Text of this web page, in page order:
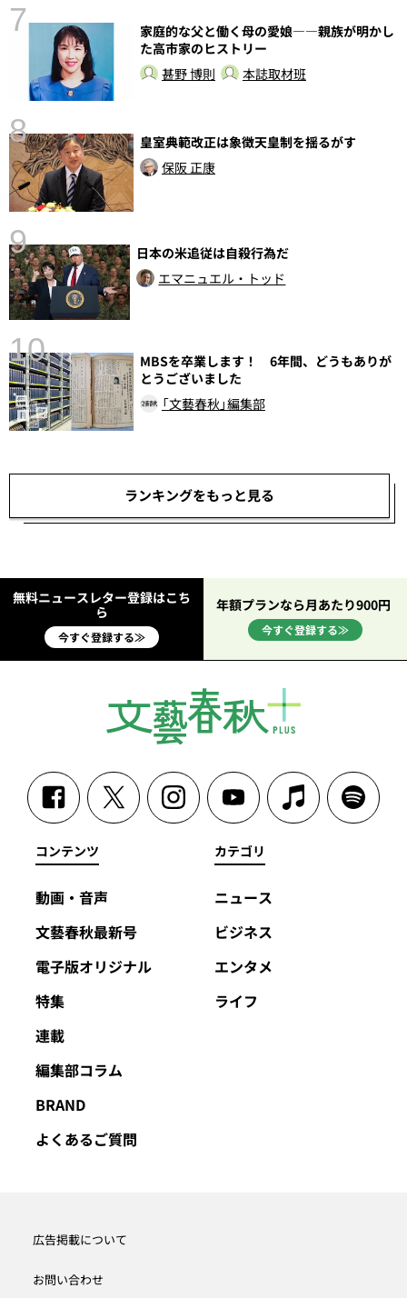
7
家庭的な父と働く母の愛娘――親族が明かし
た高市家のヒストリー
甚野 博則
本誌取材班
8
皇室典範改正は象徴天皇制を揺るがす
保阪 正康
9
日本の米追従は自殺行為だ
エマニュエル・トッド
10
MBSを卒業します！ 6年間、どうもありが
とうございました
「文藝春秋」編集部
ランキングをもっと見る
無料ニュースレター登録はこち
ら
今すぐ登録する≫
年額プランなら月あたり900円
今すぐ登録する≫
コンテンツ
動画・音声
文藝春秋最新号
電子版オリジナル
特集
連載
編集部コラム
BRAND
よくあるご質問
カテゴリ
ニュース
ビジネス
エンタメ
ライフ
広告掲載について
お問い合わせ